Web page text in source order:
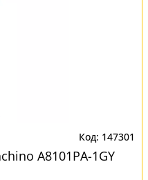
147301
A8101PA-1GY